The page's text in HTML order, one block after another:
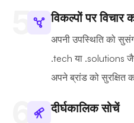
विकल्पों पर विचार
अपनी उपस्थिति को
.tech या .solutions
अपने ब्रांड को सुरक्षित
दीर्घकालिक सोचें